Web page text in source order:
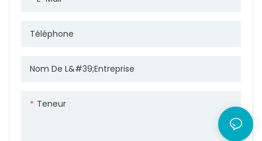
Téléphone
Nom De L&#39;entreprise
Teneur